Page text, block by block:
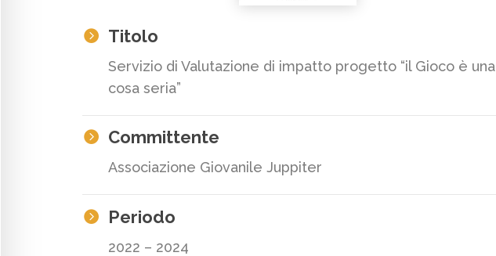
 Titolo
Servizio di Valutazione di impatto progetto “il Gioco è una
cosa seria”
 Committente
Associazione Giovanile Juppiter
 Periodo
2022 – 2024